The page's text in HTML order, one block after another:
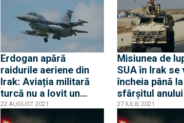
Erdogan apără
raidurile aeriene din
Irak: Aviația militară
turcă nu a lovit un
spital ci o bază kurdă
22 AUGUST 2021
Misiunea de
SUA în Irak se
încheia până la
sfârșitul anului
27 IULIE 2021